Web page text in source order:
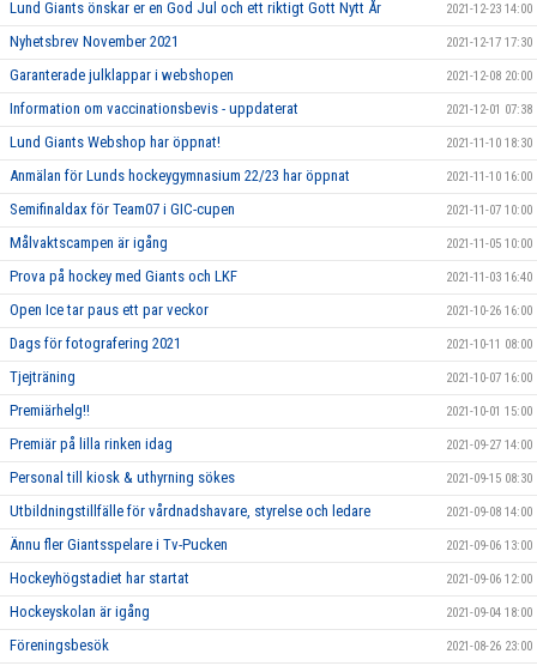
Lund Giants önskar er en God Jul och ett riktigt Gott Nytt År 2021-12-23 14:00
Nyhetsbrev November 2021 2021-12-17 17:30
Garanterade julklappar i webshopen 2021-12-08 20:00
Information om vaccinationsbevis - uppdaterat 2021-12-01 07:38
Lund Giants Webshop har öppnat! 2021-11-10 18:30
Anmälan för Lunds hockeygymnasium 22/23 har öppnat 2021-11-10 16:00
Semifinaldax för Team07 i GIC-cupen 2021-11-07 10:00
Målvaktscampen är igång 2021-11-05 10:00
Prova på hockey med Giants och LKF 2021-11-03 16:40
Open Ice tar paus ett par veckor 2021-10-26 16:00
Dags för fotografering 2021 2021-10-11 08:00
Tjejträning 2021-10-07 16:00
Premiärhelg!! 2021-10-01 15:00
Premiär på lilla rinken idag 2021-09-27 14:00
Personal till kiosk & uthyrning sökes 2021-09-15 08:30
Utbildningstillfälle för vårdnadshavare, styrelse och ledare 2021-09-08 14:00
Ännu fler Giantsspelare i Tv-Pucken 2021-09-06 13:00
Hockeyhögstadiet har startat 2021-09-06 12:00
Hockeyskolan är igång 2021-09-04 18:00
Föreningsbesök 2021-08-26 23:00